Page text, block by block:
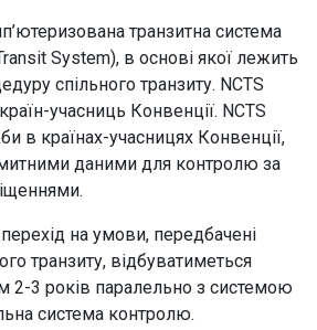
транзитна система
System), в основі якої лежить
спільного транзиту. NCTS
учасниць Конвенції. NCTS
в країнах-учасницях Конвенції,
даними для контролю за
на умови, передбачені
транзиту, відбуватиметься
2-3 років паралельно з системою
система контролю.